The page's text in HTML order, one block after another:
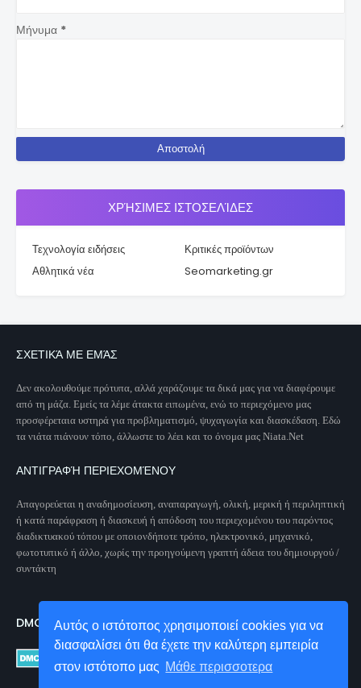
Αυτός ο ιστότοπος χρησιμοποιεί cookies για να
διασφαλίσει ότι θα έχετε την καλύτερη εμπειρία
στον ιστότοπο μας Μάθε περισσοτερα
Μήνυμα *
ΧΡΉΣΙΜΕΣ ΙΣΤΟΣΕΛΊΔΕΣ
Τεχνολογία ειδήσεις
Κριτικές προϊόντων
Αθλητικά νέα
Seomarketing.gr
ΣΧΕΤΙΚΆ ΜΕ ΕΜΆΣ
Δεν ακολουθούμε πρότυπα, αλλά χαράζουμε τα δικά μας για να διαφέρουμε
από τη μάζα. Εμείς τα λέμε άτακτα ειπωμένα, ενώ το περιεχόμενο μας
προσφέρεταια υστηρά για προβληματισμό, ψυχαγωγία και διασκέδαση. Εδώ
τα νιάτα πιάνουν τόπο, άλλωστε το λέει και το όνομα μας Niata.Net
ΑΝΤΙΓΡΑΦΉ ΠΕΡΙΕΧΟΜΈΝΟΥ
Απαγορεύεται η αναδημοσίευση, αναπαραγωγή, ολική, μερική ή περιληπτική
ή κατά παράφραση ή διασκευή ή απόδοση του περιεχομένου του παρόντος
διαδικτυακού τόπου με οποιονδήποτε τρόπο, ηλεκτρονικό, μηχανικό,
φωτοτυπικό ή άλλο, χωρίς την προηγούμενη γραπτή άδεια του δημιουργού /
συντάκτη
DMCA PROTECTED